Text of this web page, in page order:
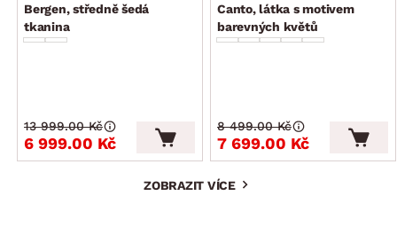
Bergen, středně šedá
tkanina
6 999.00 Kč
13 999.00 Kč
Canto, látka s motivem
barevných květů
7 699.00 Kč
8 499.00 Kč
ZOBRAZIT VÍCE